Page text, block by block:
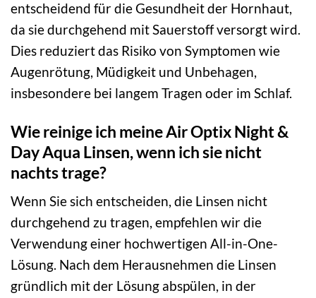
entscheidend für die Gesundheit der Hornhaut,
da sie durchgehend mit Sauerstoff versorgt wird.
Dies reduziert das Risiko von Symptomen wie
Augenrötung, Müdigkeit und Unbehagen,
insbesondere bei langem Tragen oder im Schlaf.
Wie reinige ich meine Air Optix Night &
Day Aqua Linsen, wenn ich sie nicht
nachts trage?
Wenn Sie sich entscheiden, die Linsen nicht
durchgehend zu tragen, empfehlen wir die
Verwendung einer hochwertigen All-in-One-
Lösung. Nach dem Herausnehmen die Linsen
gründlich mit der Lösung abspülen, in der